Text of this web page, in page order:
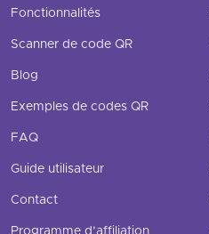
Fonctionnalités
Scanner de code QR
Blog
Exemples de codes QR
FAQ
Guide utilisateur
Contact
Programme d’affiliation